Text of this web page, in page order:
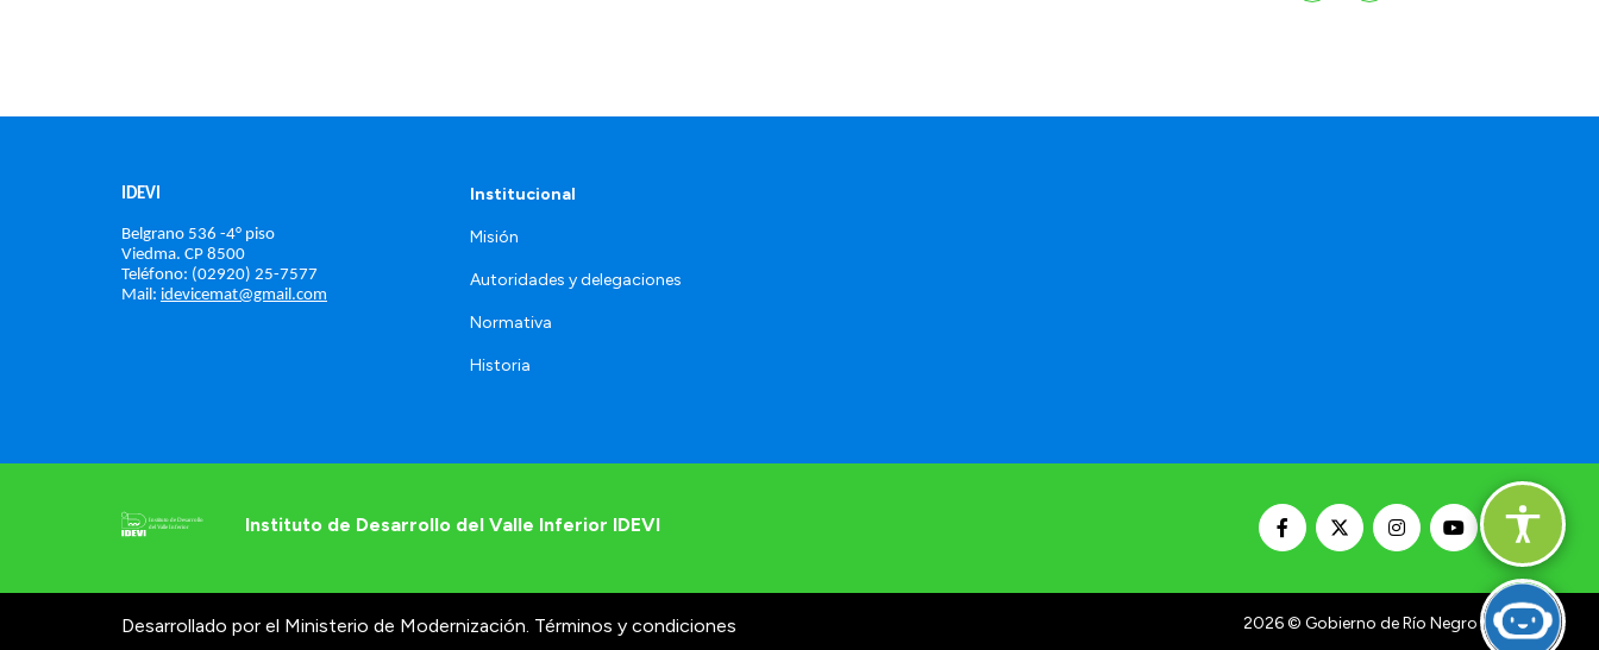
IDEVI
Belgrano 536 -4° piso
Viedma. CP 8500
Teléfono: (02920) 25-7577
Mail: idevicemat@gmail.com
Institucional
Misión
Autoridades y delegaciones
Normativa
Historia
Instituto de Desarrollo del Valle Inferior IDEVI
Desarrollado por el Ministerio de Modernización. Términos y condiciones 2026© Gobierno de Río Negro